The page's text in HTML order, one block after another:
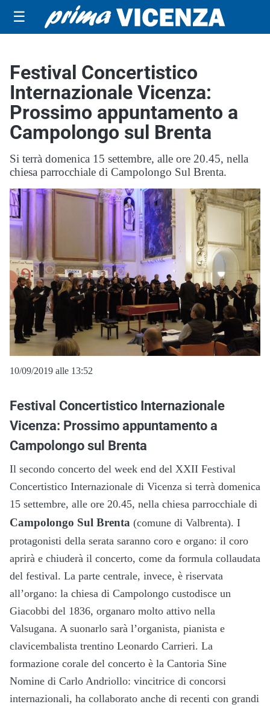
☰
Festival Concertistico
Internazionale Vicenza:
Prossimo appuntamento a
Campolongo sul Brenta
Si terrà domenica 15 settembre, alle ore 20.45, nella
chiesa parrocchiale di Campolongo Sul Brenta.
10/09/2019 alle 13:52
Festival Concertistico Internazionale
Vicenza: Prossimo appuntamento a
Campolongo sul Brenta
Il secondo concerto del week end del XXII Festival
Concertistico Internazionale di Vicenza si terrà domenica
15 settembre, alle ore 20.45, nella chiesa parrocchiale di
Campolongo Sul Brenta (comune di Valbrenta). I
protagonisti della serata saranno coro e organo: il coro
aprirà e chiuderà il concerto, come da formula collaudata
del festival. La parte centrale, invece, è riservata
all’organo: la chiesa di Campolongo custodisce un
Giacobbi del 1836, organaro molto attivo nella
Valsugana. A suonarlo sarà l’organista, pianista e
clavicembalista trentino Leonardo Carrieri. La
formazione corale del concerto è la Cantoria Sine
Nomine di Carlo Andriollo: vincitrice di concorsi
internazionali, ha collaborato anche di recenti con grandi